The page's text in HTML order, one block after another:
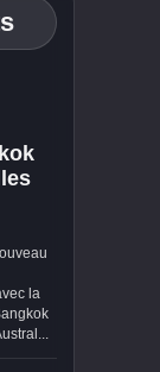
la